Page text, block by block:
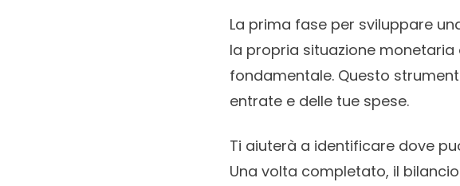
La prima fase per sviluppare
la propria situazione monetaria
fondamentale. Questo
entrate e delle tue spese.
Ti aiuterà a identificare dove
Una volta completato, il